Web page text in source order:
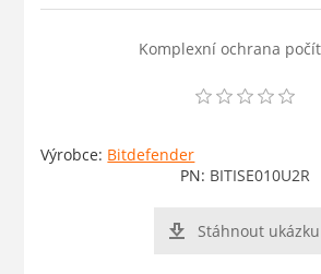
Komplexní ochrana
Výrobce: Bitdefender
PN: BITISE010U2R
Stáhnout ukázku